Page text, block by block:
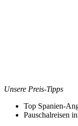
Unsere Preis-Tipps
Top Spanien-
Pauschalreisen